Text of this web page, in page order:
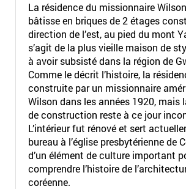
La résidence du missionnaire
bâtisse en briques de 2 étages
direction de l’est, au pied du mont
s’agit de la plus vieille maison de
à avoir subsisté dans la région de
Comme le décrit l’histoire, la
construite par un missionnaire
Wilson dans les années 1920, mais
de construction reste à ce jour
L’intérieur fut rénové et sert
bureau à l’église presbytérienne de
d’un élément de culture important
comprendre l’histoire de
coréenne.